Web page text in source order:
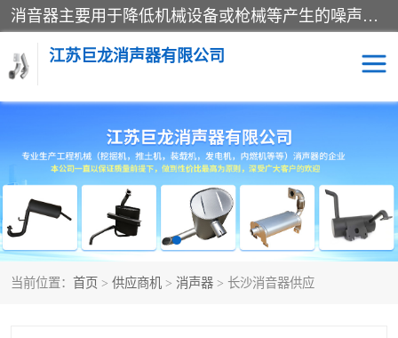
消音器主要用于降低机械设备或枪械等产生的噪声。它通过阻尼或增加排气面积来降低排气速度和功率，从而降低噪声。常见的消音器类型包括阻性消声器、抗性消声器、共振消声器以及阻抗复合式消声器等。这些消音器各有特点，适用于不同频率的噪声消除。
江苏巨龙消声器有限公司
当前位置： 首页 > 供应商机 > 消声器 > 长沙消音器供应
消声器